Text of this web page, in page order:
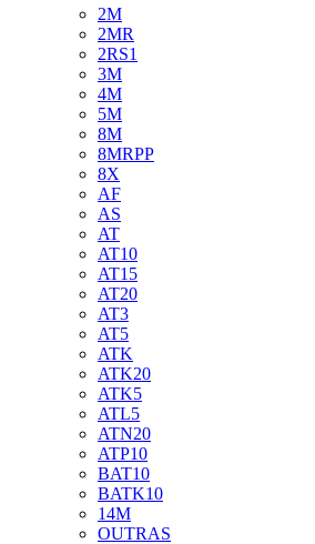
2M
2MR
2RS1
3M
4M
5M
8M
8MRPP
8X
AF
AS
AT
AT10
AT15
AT20
AT3
AT5
ATK
ATK20
ATK5
ATL5
ATN20
ATP10
BAT10
BATK10
14M
OUTRAS